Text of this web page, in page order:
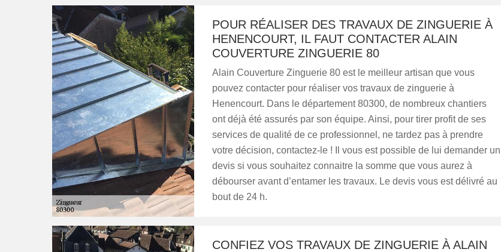
POUR RÉALISER DES TRAVAUX DE ZINGUERIE À
HENENCOURT, IL FAUT CONTACTER ALAIN
COUVERTURE ZINGUERIE 80
Alain Couverture Zinguerie 80 est le meilleur artisan que vous
pouvez contacter pour réaliser vos travaux de zinguerie à
Henencourt. Dans le département 80300, de nombreux chantiers
ont déjà été assurés par son équipe. Ainsi, pour tirer profit de ses
services de qualité de ce professionnel, ne tardez pas à prendre
votre décision, contactez-le ! Il vous est possible de lui demander un
devis si vous souhaitez connaitre la somme que vous aurez à
débourser avant d’entamer les travaux. Le devis vous est délivré au
bout de 24 h.
CONFIEZ VOS TRAVAUX DE ZINGUERIE À ALAIN